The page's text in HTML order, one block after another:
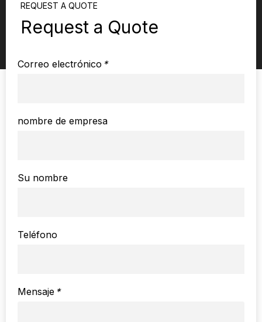
REQUEST A QUOTE
Request a Quote
*
Correo electrónico
nombre de empresa
Su nombre
Teléfono
*
Mensaje